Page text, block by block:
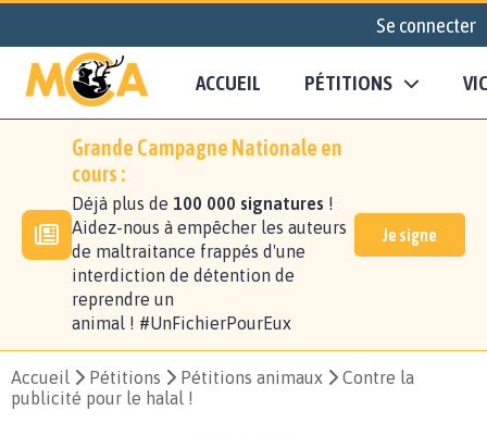
Se connecter
ACCUEIL PÉTITIONS
Grande Campagne Nationale en
cours :
Déjà plus de 100 000 signatures !
Aidez-nous à empêcher les auteurs
de maltraitance frappés d'une
interdiction de détention de
reprendre un
animal ! #UnFichierPourEux
Je signe
Accueil Pétitions Pétitions animaux
Contre la
publicité pour le halal !